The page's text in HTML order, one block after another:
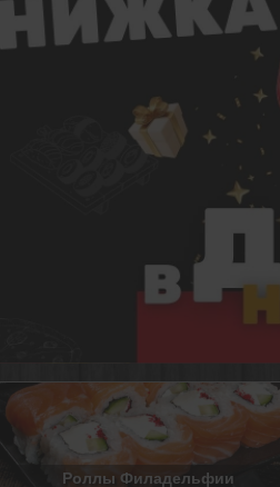
Роллы Филадельфии